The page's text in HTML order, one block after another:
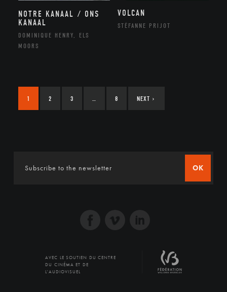
NOTRE KANAAL / ONS
KANAAL
DOMINIQUE HENRY, ELS
MOORS
VOLCAN
STÉFANNE PRIJOT
1 2 3 8 NEXT ›
OK
AVEC LE SOUTIEN DU CENTRE
DU CINÉMA ET DE
L'AUDIOVISUEL